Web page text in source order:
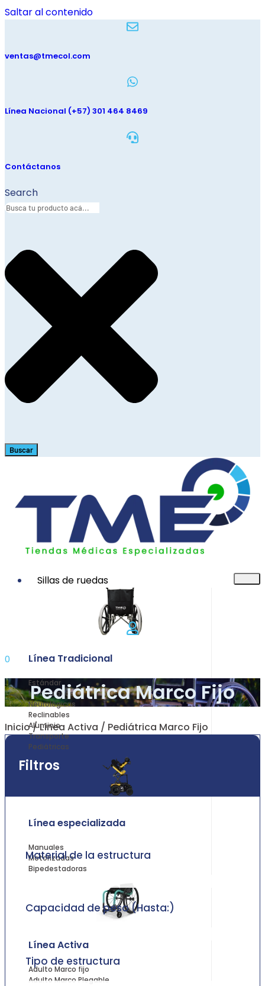
Saltar al contenido
ventas@tmecol.com
Línea Nacional (+57) 301 464 8469
Contáctanos
Search
Buscar
Sillas de ruedas
Línea Tradicional
Estándar
Motorizadas
Neurológicas
Reclinables
Aluminio
Transporte
Pediátricas
Línea especializada
Manuales
Motorizadas
Bipedestadoras
Línea Activa
Adulto Marco fijo
Adulto Marco Plegable
0
Pediátrica Marco Fijo
Inicio/Línea Activa / Pediátrica Marco Fijo
Filtros
Material de la estructura
Capacidad de peso (Hasta:)
Tipo de estructura